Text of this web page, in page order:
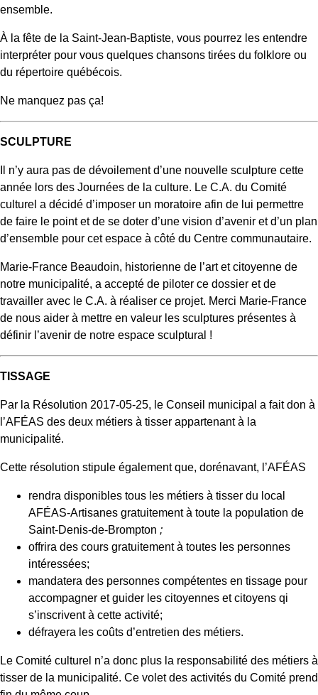
ensemble.
À la fête de la Saint-Jean-Baptiste, vous pourrez les entendre
interpréter pour vous quelques chansons tirées du folklore ou
du répertoire québécois.
Ne manquez pas ça!
SCULPTURE
Il n’y aura pas de dévoilement d’une nouvelle sculpture cette
année lors des Journées de la culture. Le C.A. du Comité
culturel a décidé d’imposer un moratoire afin de lui permettre
de faire le point et de se doter d’une vision d’avenir et d’un plan
d’ensemble pour cet espace à côté du Centre communautaire.
Marie-France Beaudoin, historienne de l’art et citoyenne de
notre municipalité, a accepté de piloter ce dossier et de
travailler avec le C.A. à réaliser ce projet. Merci Marie-France
de nous aider à mettre en valeur les sculptures présentes à
définir l’avenir de notre espace sculptural !
TISSAGE
Par la Résolution 2017-05-25, le Conseil municipal a fait don à
l’AFÉAS des deux métiers à tisser appartenant à la
municipalité.
Cette résolution stipule également que, dorénavant, l’AFÉAS
rendra disponibles tous les métiers à tisser du local
AFÉAS-Artisanes gratuitement à toute la population de
Saint-Denis-de-Brompton ;
offrira des cours gratuitement à toutes les personnes
intéressées;
mandatera des personnes compétentes en tissage pour
accompagner et guider les citoyennes et citoyens qi
s’inscrivent à cette activité;
défrayera les coûts d’entretien des métiers.
Le Comité culturel n’a donc plus la responsabilité des métiers à
tisser de la municipalité. Ce volet des activités du Comité prend